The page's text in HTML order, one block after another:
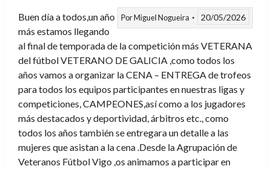
PorMiguel Nogueira 20/05/2026
Buen día a todos,un año
más estamos llegando
al final de temporada de la competición más VETERANA
del fútbol VETERANO DE GALICIA ,como todos los
años vamos a organizar la CENA – ENTREGA de trofeos
para todos los equipos participantes en nuestras ligas y
competiciones, CAMPEONES,así como a los jugadores
más destacados y deportividad, árbitros etc., como
todos los años también se entregara un detalle a las
mujeres que asistan a la cena .Desde la Agrupación de
Veteranos Fútbol Vigo ,os animamos a participar en